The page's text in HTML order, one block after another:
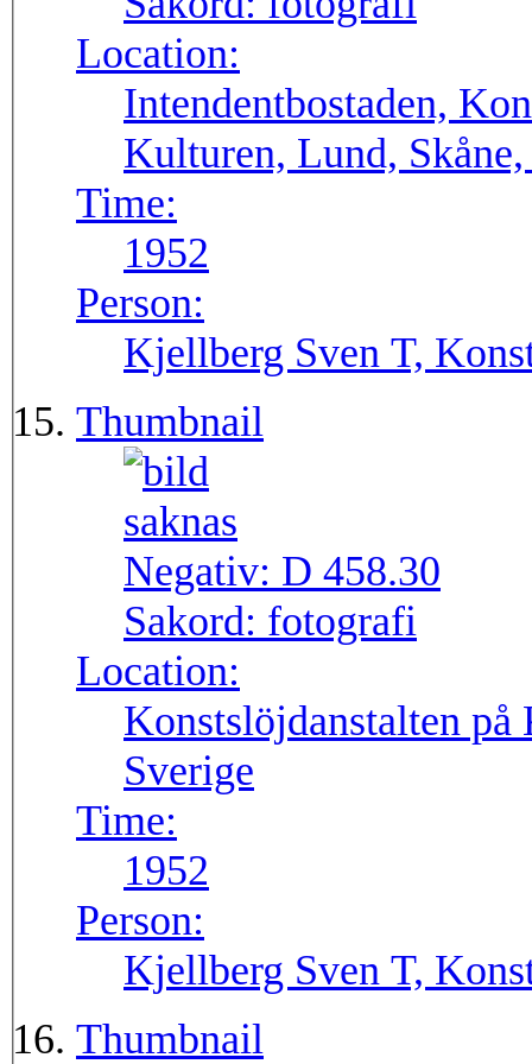
Location:
Intendentbostaden,
Kulturen, Lund,
Time:
1952
Person:
Kjellberg Sven T,
Thumbnail
Negativ: D 458.30
Sakord: fotografi
Location:
Konstslöjdanstalten
Sverige
Time:
1952
Person:
Kjellberg Sven T,
Thumbnail